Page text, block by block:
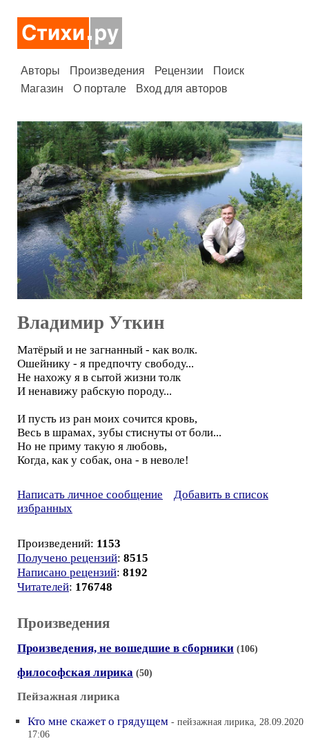
Авторы Произведения Рецензии
Поиск
Магазин
О портале Вход для авторов
Владимир Уткин
Матёрый и не загнанный - как волк.
Ошейнику - я предпочту свободу...
Не нахожу я в сытой жизни толк
И ненавижу рабскую породу...
И пусть из ран моих сочится кровь,
Весь в шрамах, зубы стиснуты от боли...
Но не приму такую я любовь,
Когда, как у собак, она - в неволе!
Написать личное сообщение
Добавить в список
избранных
Произведений: 1153
Получено рецензий: 8515
Написано рецензий: 8192
Читателей: 176748
Произведения
Произведения, не вошедшие в сборники (106)
философская лирика (50)
Пейзажная лирика
Кто мне скажет о грядущем - пейзажная лирика, 28.09.2020
17:06